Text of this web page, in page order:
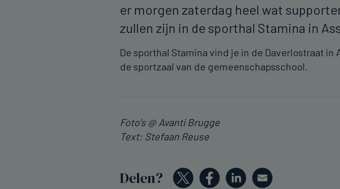
er morgen zaterdag heel wat
zullen zijn in de sporthal Stamina in
De sporthal Stamina vind je in de Daverlostraat in
de sportzaal van de gemeenschapsschool.
Foto's @ Avanti Brugge
Text: Stefaan Reuse
Delen?